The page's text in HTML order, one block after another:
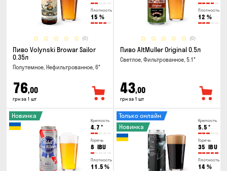
Плотность
15 %
(0)
Пиво Volynski Browar Sailor
0.35л
Полутемное, Нефильтрованное, 6°
76,00
грн за 1 шт
Плотность
12 %
(0)
Пиво AltMuller Original 0.5л
Светлое, Фильтрованное, 5.1°
43,00
грн за 1 шт
Крепость
4.7 °
Горечь
8 IBU
Плотность
11.5 %
Новинка
Крепость
5.5 °
Горечь
35 IBU
Плотность
14 %
Только онлайн
Новинка